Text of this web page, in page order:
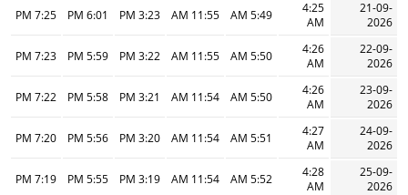
21-09-
2026
4:25
AM
5:49 AM
11:55 AM
3:23 PM
6:01 PM
7:25 PM
22-09-
2026
4:26
AM
5:50 AM
11:55 AM
3:22 PM
5:59 PM
7:23 PM
23-09-
2026
4:26
AM
5:50 AM
11:54 AM
3:21 PM
5:58 PM
7:22 PM
24-09-
2026
4:27
AM
5:51 AM
11:54 AM
3:20 PM
5:56 PM
7:20 PM
25-09-
2026
4:28
AM
5:52 AM
11:54 AM
3:19 PM
5:55 PM
7:19 PM